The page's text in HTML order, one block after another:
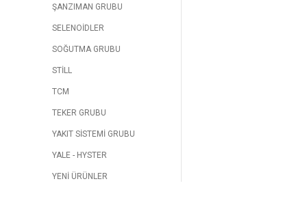
ŞANZIMAN GRUBU
SELENOİDLER
SOĞUTMA GRUBU
STİLL
TCM
TEKER GRUBU
YAKIT SİSTEMİ GRUBU
YALE - HYSTER
YENİ ÜRÜNLER